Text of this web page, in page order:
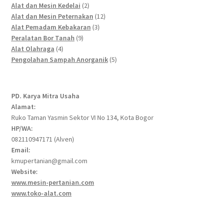
Alat dan Mesin Kedelai 22
products
Alat dan Mesin Peternakan 1212
Alat Pemadam Kebakaran 33
Peralatan Bor Tanah 99
Alat Olahraga 44
products
Pengolahan Sampah Anorganik 55
PD. Karya Mitra Usaha
Alamat:
Ruko Taman Yasmin Sektor VI No 134, Kota Bogor
HP/WA:
082110947171 (Alven)
Email:
kmupertanian@gmail.com
Website:
www.mesin-pertanian.com
www.toko-alat.com